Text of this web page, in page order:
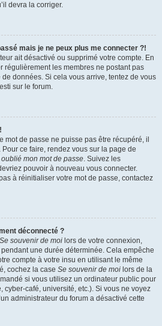
devra la corriger.
mais je ne peux plus me connecter ?!
ait désactivé ou supprimé votre compte. En
régulièrement les membres ne postant pas
données. Si cela vous arrive, tentez de vous
sur le forum.
mot de passe ne puisse pas être récupéré, il
ce faire, rendez vous sur la page de
oublié mon mot de passe. Suivez les
pouvoir à nouveau vous connecter.
à réinitialiser votre mot de passe, contactez
déconnecté ?
Se souvenir de moi lors de votre connexion,
une durée déterminée. Cela empêche
compte à votre insu en utilisant le même
cochez la case Se souvenir de moi lors de la
si vous utilisez un ordinateur public pour
cyber-café, université, etc.). Si vous ne voyez
administrateur du forum a désactivé cette